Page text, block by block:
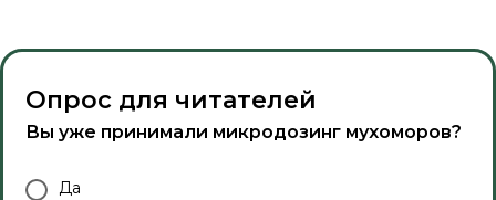
Опрос для читателей
Вы уже принимали микродозинг мухоморов?
Да